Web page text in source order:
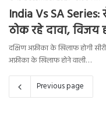
India Vs SA
ठोक रहे दावा, विजय
दक्षिण अफ्रीका के खिलाफ होगी
अफ्रीका के खिलाफ होने वाली…
Previous page